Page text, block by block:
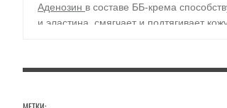
Аденозин в составе ББ-крема
и эластина, смягчает и подтягивает
составе блеска и румян масла манго и